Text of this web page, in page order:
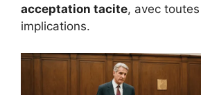
acceptation tacite, avec
implications.